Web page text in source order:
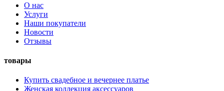
О нас
Услуги
Наши покупатели
Новости
Отзывы
товары
Купить свадебное и вечернее платье
Женская коллекция аксессуаров